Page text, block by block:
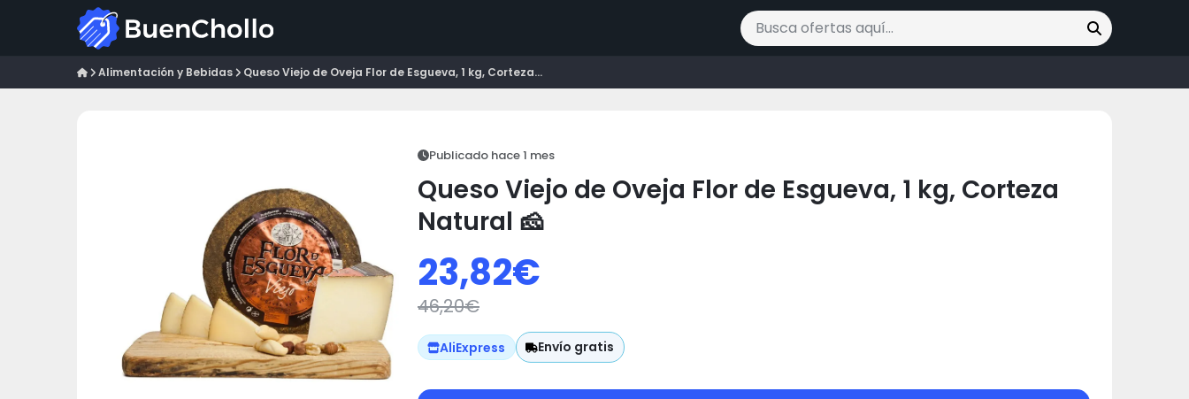
Buscar ofertas
Alimentación y Bebidas Queso Viejo de Oveja Flor de Esgueva, 1 kg, Corteza...
Publicado hace 1 mes
Queso Viejo de Oveja Flor de Esgueva, 1 kg, Corteza
Natural 🧀
23,82€
46,20€
AliExpress Envío gratis